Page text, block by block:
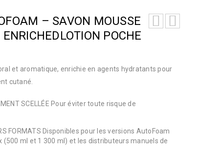
– SAVON MOUSSE
POCHE
et aromatique, enrichie en agents hydratants pour
cutané.
SCELLÉE Pour éviter toute risque de
FORMATS Disponibles pour les versions AutoFoam
(500 ml et 1 300 ml) et les distributeurs manuels de